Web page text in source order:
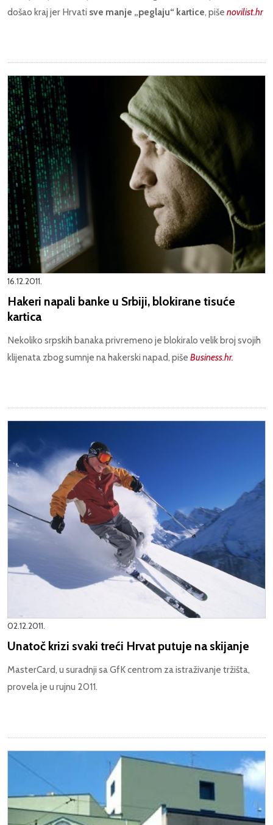
došao kraj jer Hrvati sve manje „peglaju“ kartice, piše novilist.hr
16.12.2011.
Hakeri napali banke u Srbiji, blokirane tisuće
kartica
Nekoliko srpskih banaka privremeno je blokiralo velik broj svojih
klijenata zbog sumnje na hakerski napad, piše Business.hr.
02.12.2011.
Unatoč krizi svaki treći Hrvat putuje na skijanje
MasterCard, u suradnji sa GfK centrom za istraživanje tržišta,
provela je u rujnu 2011.